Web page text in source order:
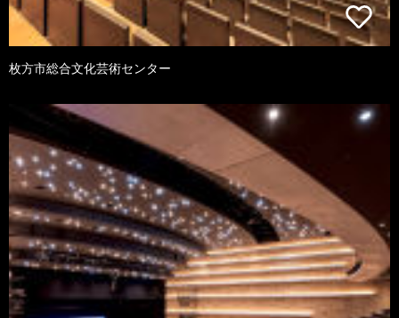
枚方市総合文化芸術センター